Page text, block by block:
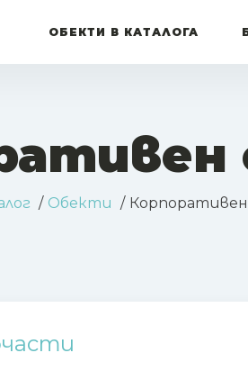
ОБЕКТИ В КАТАЛОГА
Обекти